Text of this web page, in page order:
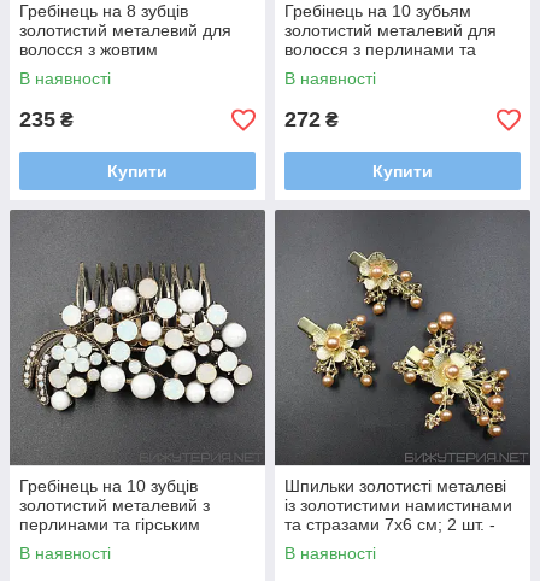
Гребінець на 8 зубців
золотистий металевий для
волосся з жовтим
смарагдовим камінням
квіточок із пелюстками
В наявності
235 ₴
Купити
Гребінець на 10 зубьям
золотистий металевий для
волосся з перлинами та
камінням листочки 6,5х10,5
см
В наявності
272 ₴
Купити
Гребінець на 10 зубців
золотистий металевий з
перлинами та гірським
кришталем гілочка 7х10 см
В наявності
Шпильки золотисті металеві
із золотистими намистинами
та стразами 7х6 см; 2 шт. -
5,5 х4,5 см набір 3 штуки
В наявності